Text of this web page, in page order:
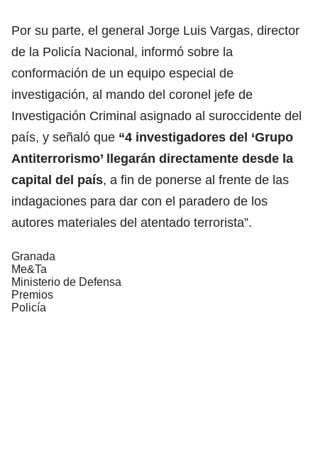
Por su parte, el general Jorge Luis Vargas, director
de la Policía Nacional, informó sobre la
conformación de un equipo especial de
investigación, al mando del coronel jefe de
Investigación Criminal asignado al suroccidente del
país, y señaló que “4 investigadores del ‘Grupo
Antiterrorismo’ llegarán directamente desde la
capital del país, a fin de ponerse al frente de las
indagaciones para dar con el paradero de los
autores materiales del atentado terrorista”.
Granada
Me&Ta
Ministerio de Defensa
Premios
Policía